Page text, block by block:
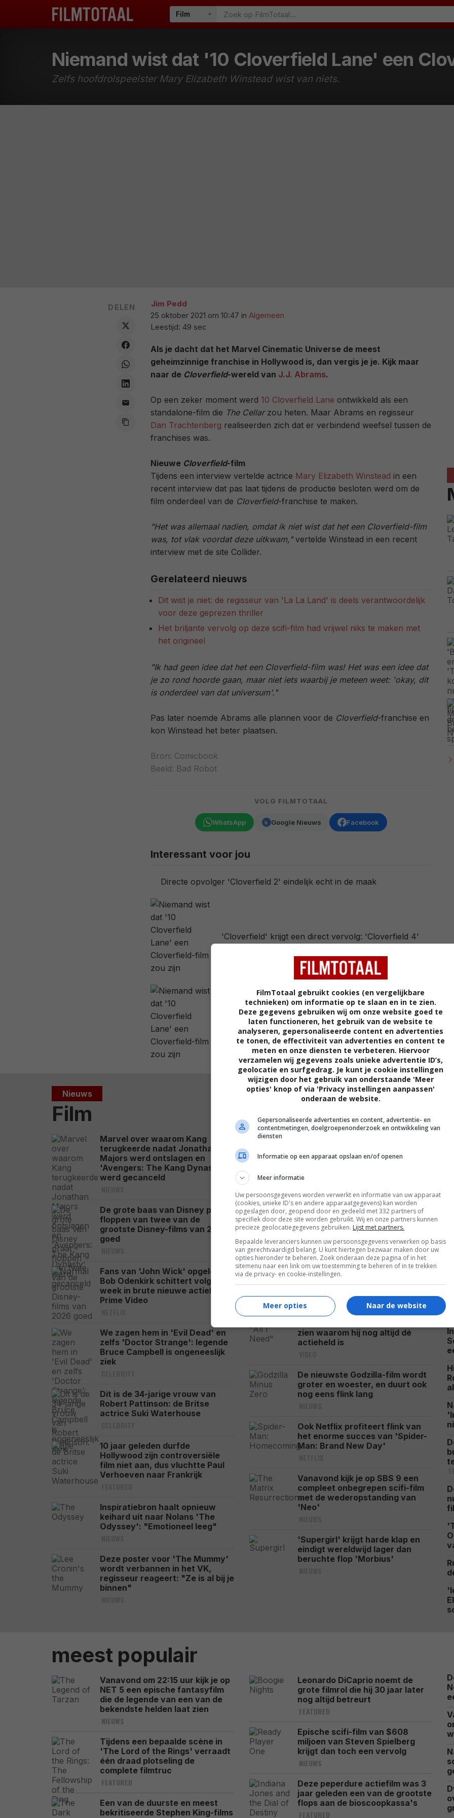
Niemand wist dat '10 Cloverfield Lane' een
Zelfs hoofdrolspeelster Mary Elizabeth Winstead wist van niets.
Jim Pedd
25 oktober 2021 om 10:47 in Algemeen
Leestijd: 49 sec
Als je dacht dat het Marvel Cinematic Universe de meest
geheimzinnige franchise in Hollywood is, dan vergis je je. Kijk maar
naar de Cloverfield-wereld van J.J. Abrams.
Op een zeker moment werd 10 Cloverfield Lane ontwikkeld als een
standalone-film die The Cellarzou heten. Maar Abrams en regisseur
Dan Trachtenberg realiseerden zich dat er verbindend weefsel tussen de
franchises was.
Nieuwe Cloverfield-film
Tijdens een interview vertelde actrice Mary Elizabeth Winstead in een
recent interview dat pas laat tijdens de productie besloten werd om de
film onderdeel van de Cloverfield-franchise te maken.
"Het was allemaal nadien, omdat ik niet wist dat het een Cloverfield-film
was, tot vlak voordat deze uitkwam,"vertelde Winstead in een recent
interview met de site Collider.
Gerelateerd nieuws
Dit wist je niet: de regisseur van 'La La Land' is deels verantwoordelijk
voor deze geprezen thriller
Het briljante vervolg op deze scifi-film had vrijwel niks te maken met
het origineel
"Ik had geen idee dat het een Cloverfield-film was! Het was een idee dat
je zo rond hoorde gaan, maar niet iets waarbij je meteen weet: 'okay, dit
is onderdeel van dat universum'."
Pas later noemde Abrams alle plannen voor de Cloverfield-franchise en
kon Winstead het beter plaatsen.
Bron: Comicbook
Beeld: Bad Robot
VOLG FILMTOTAAL
WhatsApp Google Nieuws Facebook
Interessant voor jou
Directe opvolger 'Cloverfield 2' eindelijk echt in de maak
'Cloverfield' krijgt een direct vervolg: 'Cloverfield 4'
Vierde 'Cloverfield'-film komt er ook!
DELEN
Nieuws
Film
Marvel over waarom Kang
terugkeerde nadat Jonathan
Majors werd ontslagen en
'Avengers: The Kang Dynasty'
werd gecanceld
De grote baas van Disney praat
floppen van twee van de
grootste Disney-films van 2026
goed
Fans van 'John Wick' opgelet:
Bob Odenkirk schittert volgende
week in brute nieuwe actiehit op
Prime Video
We zagen hem in 'Evil Dead' en
zelfs 'Doctor Strange': legende
Bruce Campbell is ongeneeslijk
ziek
Dit is de 34-jarige vrouw van
Robert Pattinson: de Britse
actrice Suki Waterhouse
10 jaar geleden durfde
Hollywood zijn controversiële
film niet aan, dus vluchtte Paul
Verhoeven naar Frankrijk
Inspiratiebron haalt opnieuw
keihard uit naar Nolans 'The
Odyssey': "Emotioneel leeg"
Deze poster voor 'The Mummy'
wordt verbannen in het VK,
regisseur reageert: "Ze is al bij je
binnen"
"zijn laatste periode" als
NIEUWS
Deze week verschijnen er veel
nieuwe films in de bioscoop: dit
zijn alle 10 titels op een rij
NIEUWS
Romy Monteiro viert haar
zomervakantie op de sub en
deelt prachtig uitzicht: "All I
Jason Statham gaat weer
zien waarom hij nog altijd dé
actieheld is
De nieuwste Godzilla-film wordt
groter en woester, en duurt ook
nog eens flink lang
Ook Netflix profiteert flink van
het enorme succes van 'Spider-
Man: Brand New Day'
Vanavond kijk je op SBS 9 een
compleet onbegrepen scifi-film
met de wederopstanding van
'Neo'
'Supergirl' krijgt harde klap en
eindigt wereldwijd lager dan
beruchte flop 'Morbius'
meest populair
Vanavond om 22:15 uur kijk je op
NET 5 een epische fantasyfilm
die de legende van een van de
bekendste helden laat zien
NIEUWS
Tijdens een bepaalde scène in
'The Lord of the Rings' verraadt
één draad plotseling de
complete filmtruc
FEATURED
Een van de duurste en meest
bekritiseerde Stephen King-films
Leonardo DiCaprio noemt de
grote filmrol die hij 30 jaar later
nog altijd betreurt
FEATURED
Epische scifi-film van $608
miljoen van Steven Spielberg
krijgt dan toch een vervolg
NIEUWS
Deze peperdure actiefilm was 3
jaar geleden een van de grootste
flops aan de bioscoopkassa's
FEATURED
FilmTotaal gebruikt cookies (en vergelijkbare
technieken) om informatie op te slaan en in te zien.
Deze gegevens gebruiken wij om onze website goed te
laten functioneren, het gebruik van de website te
analyseren, gepersonaliseerde content en advertenties
te tonen, de effectiviteit van advertenties en content te
meten en onze diensten te verbeteren. Hiervoor
verzamelen wij gegevens zoals unieke advertentie ID’s,
geolocatie en surfgedrag. Je kunt je cookie instellingen
wijzigen door het gebruik van onderstaande 'Meer
opties' knop of via 'Privacy instellingen aanpassen'
onderaan de website.
Gepersonaliseerde advertenties en content, advertentie- en
contentmetingen, doelgroepenonderzoek en ontwikkeling van
diensten
Informatie op een apparaat opslaan en/of openen
Meer informatie
Uw persoonsgegevens worden verwerkt en informatie van uw apparaat
(cookies, unieke ID's en andere apparaatgegevens) kan worden
opgeslagen door, geopend door en gedeeld met 332 partners of
specifiek door deze site worden gebruikt. Wij en onze partners kunnen
precieze geolocatiegegevens gebruiken. Lijst met partners.
Bepaalde leveranciers kunnen uw persoonsgegevens verwerken op basis
van gerechtvaardigd belang. U kunt hiertegen bezwaar maken door uw
opties hieronder te beheren. Zoek onderaan deze pagina of in het
sitemenu naar een link om uw toestemming te beheren of in te trekken
via de privacy- en cookie-instellingen.
Naar de website
Meer opties